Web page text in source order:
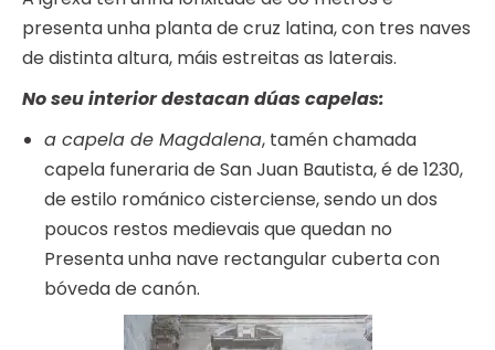
presenta unha planta de cruz latina, con tres naves
de distinta altura, máis estreitas as laterais.
No seu interior destacan dúas capelas:
a capela de Magdalena, tamén chamada
capela funeraria de San Juan Bautista, é de 1230,
de estilo románico cisterciense, sendo un dos
poucos restos medievais que quedan no
Presenta unha nave rectangular cuberta con
bóveda de canón.